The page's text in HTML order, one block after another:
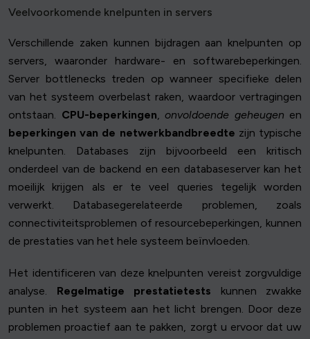
Veelvoorkomende knelpunten in servers
Verschillende zaken kunnen bijdragen aan knelpunten op
servers, waaronder hardware- en softwarebeperkingen.
Server bottlenecks treden op wanneer specifieke delen
van het systeem overbelast raken, waardoor vertragingen
ontstaan. CPU-beperkingen, onvoldoende geheugen en
beperkingen van de netwerkbandbreedte zijn typische
knelpunten. Databases zijn bijvoorbeeld een kritisch
onderdeel van de backend en een databaseserver kan het
moeilijk krijgen als er te veel queries tegelijk worden
verwerkt. Databasegerelateerde problemen, zoals
connectiviteitsproblemen of resourcebeperkingen, kunnen
de prestaties van het hele systeem beïnvloeden.
Het identificeren van deze knelpunten vereist zorgvuldige
analyse. Regelmatige prestatietests kunnen zwakke
punten in het systeem aan het licht brengen. Door deze
problemen proactief aan te pakken, zorgt u ervoor dat uw